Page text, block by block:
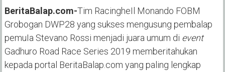
BeritaBalap.com-Tim RacingheIl Monando FOBM
Grobogan DWP28 yang sukses mengusung pembalap
pemuIa Stevano Rossi menjadi juara umum di event
Gadhuro Road Race Series 2019 memberitahukan
kepada portal BeritaBalap.com yang paling lengkap